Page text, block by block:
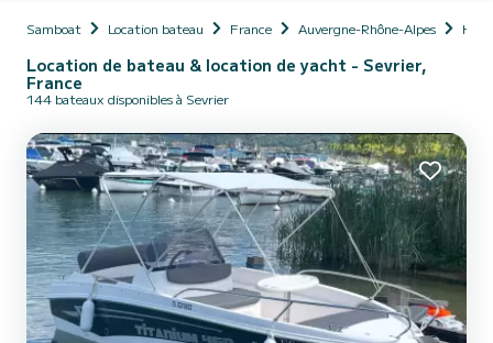
Samboat Location bateau France Auvergne-Rhône-Alpes
Location de bateau & location de yacht - Sevrier,
France
144 bateaux disponibles à Sevrier